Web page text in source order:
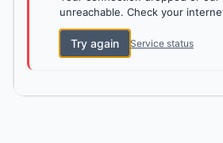
unreachable. Check your
Try again Service status